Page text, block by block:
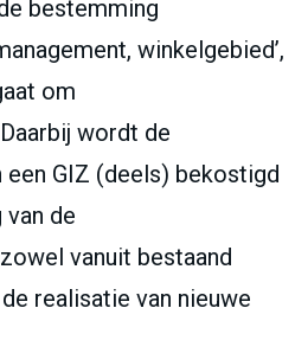
bestemming
winkelgebied’,
om
wordt de
GIZ (deels) bekostigd
de
vanuit bestaand
realisatie van nieuwe